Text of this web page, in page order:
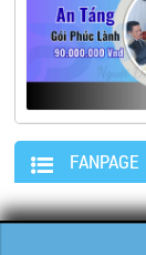
FANPAGE